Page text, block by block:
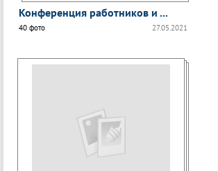
Конференция работников и ...
27.05.2021
40 фото